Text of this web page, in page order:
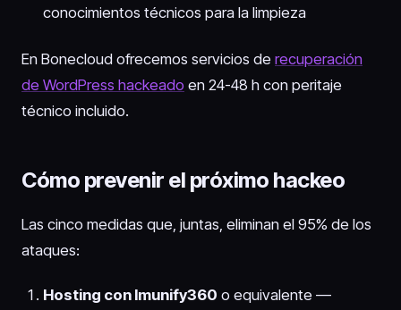
conocimientos técnicos para la limpieza
En Bonecloud ofrecemos servicios de recuperación
de WordPress hackeado en 24-48 h con peritaje
técnico incluido.
Cómo prevenir el próximo hackeo
Las cinco medidas que, juntas, eliminan el 95% de los
ataques:
Hosting con Imunify360 o equivalente —